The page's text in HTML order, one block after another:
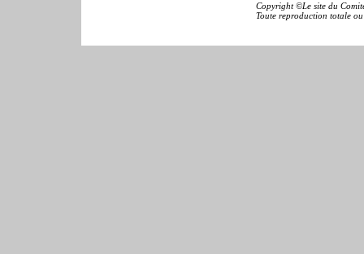
Copyright ©Le site du
Toute reproduction totale